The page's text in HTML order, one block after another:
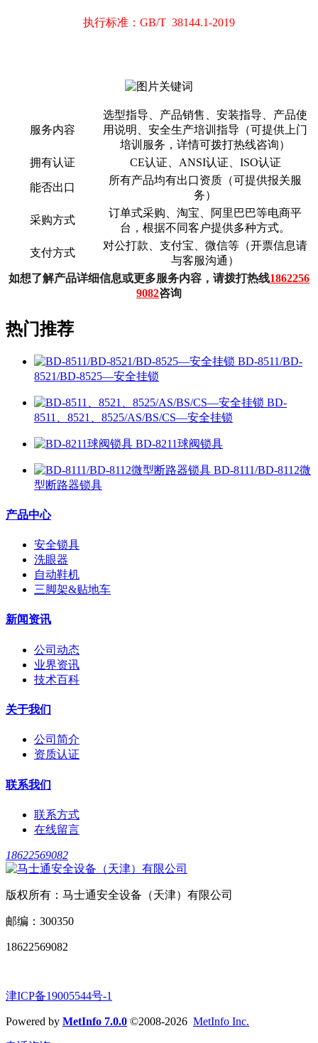
执行标准：GB/T 38144.1-2019
服务内容
选型指导、产品销售、安装指导、产品使
用说明、安全生产培训指导（可提供上门
培训服务，详情可拨打热线咨询）
拥有认证
CE认证、ANSI认证、ISO认证
能否出口
所有产品均有出口资质（可提供报关服
务）
采购方式
订单式采购、淘宝、阿里巴巴等电商平
台，根据不同客户提供多种方式。
支付方式
对公打款、支付宝、微信等（开票信息请
与客服沟通）
如想了解产品详细信息或更多服务内容，请拨打热线1862256
9082咨询
热门推荐
BD-8511/BD-
8521/BD-8525—安全挂锁
BD-
8511、8521、8525/AS/BS/CS—安全挂锁
BD-8211球阀锁具
BD-8111/BD-8112微
型断路器锁具
产品中心
安全锁具
洗眼器
自动鞋机
三脚架&贴地车
新闻资讯
公司动态
业界资讯
技术百科
关于我们
公司简介
资质认证
联系我们
联系方式
在线留言
18622569082
版权所有：马士通安全设备（天津）有限公司
邮编：300350
18622569082
津ICP备19005544号-1
Powered by MetInfo 7.0.0 ©2008-2026 MetInfo Inc.